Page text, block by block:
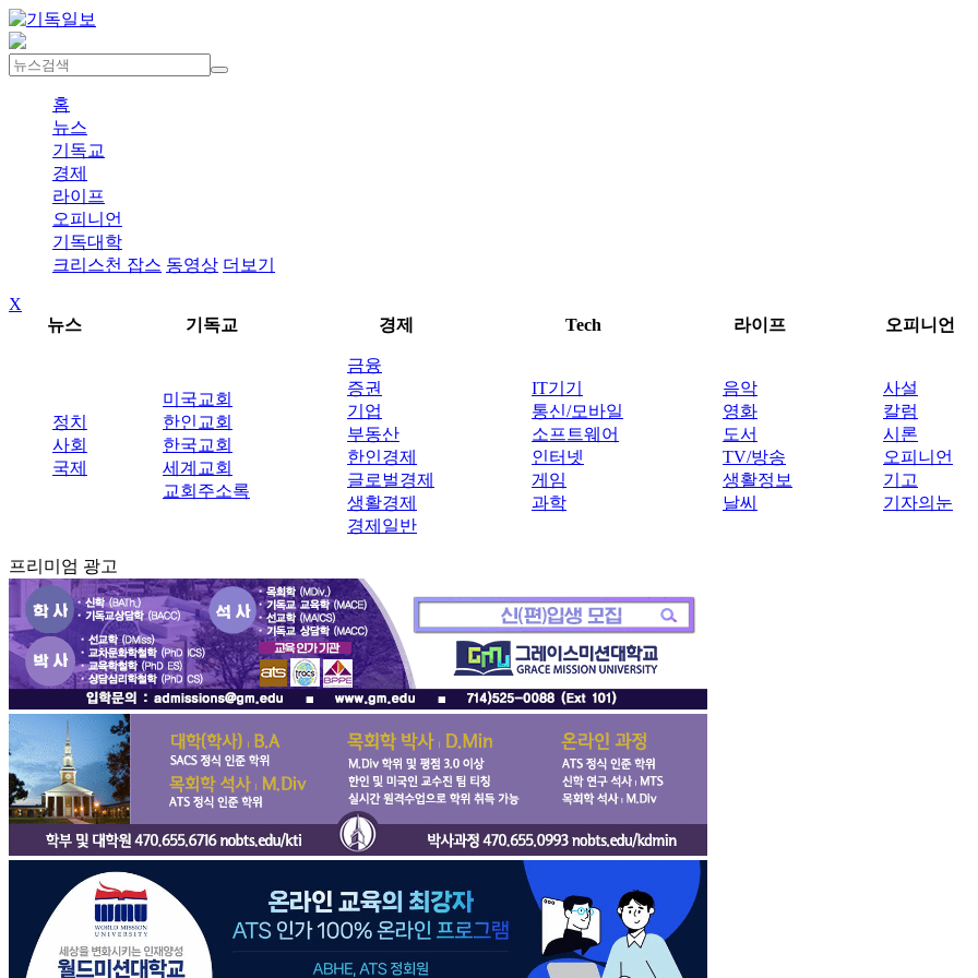
홈
뉴스
기독교
경제
라이프
오피니언
기독대학
크리스천 잡스 동영상 더보기
X
뉴스
기독교 경제 Tech 라이프 오피니언
정치
사회
국제
미국교회
한인교회
한국교회
세계교회
교회주소록
금융
증권
기업
부동산
한인경제
글로벌경제
생활경제
경제일반
IT기기
통신/모바일
소프트웨어
인터넷
게임
과학
음악
영화
도서
TV/방송
생활정보
날씨
사설
칼럼
시론
오피니언
기고
기자의눈
프리미엄 광고